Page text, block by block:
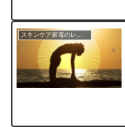
スキンケア家電のレビュー